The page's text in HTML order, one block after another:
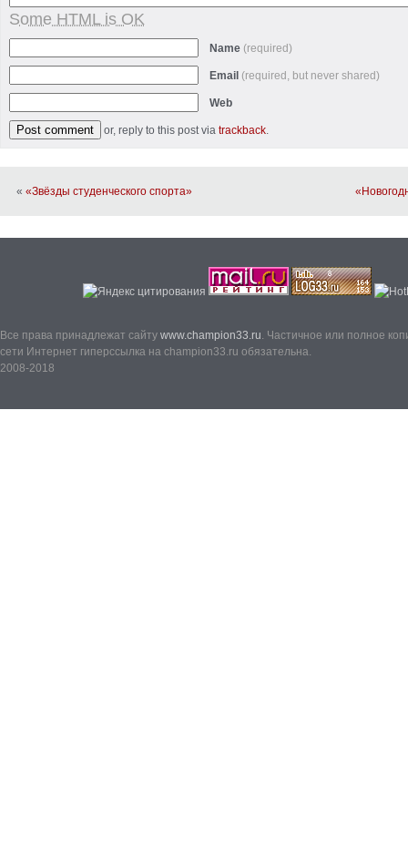
Some HTML is OK
Name (required)
Email (required, but never shared)
Web
or, reply to this post via trackback.
« «Звёзды студенческого спорта»
Все права принадлежат сайту www.champion33.ru. Частичное или полное
сети Интернет гиперссылка на champion33.ru обязательна.
2008-2018